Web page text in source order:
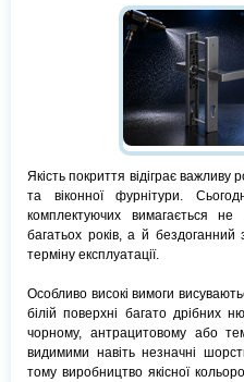
Якість покриття відіграє важливу
та віконної фурнітури.
комплектуючих вимагається
багатьох років, а й бездоганний
терміну експлуатації.
Особливо високі вимоги
білій поверхні багато дрібних
чорному, антрацитовому або
видимими навіть незначні
тому виробництво якісної